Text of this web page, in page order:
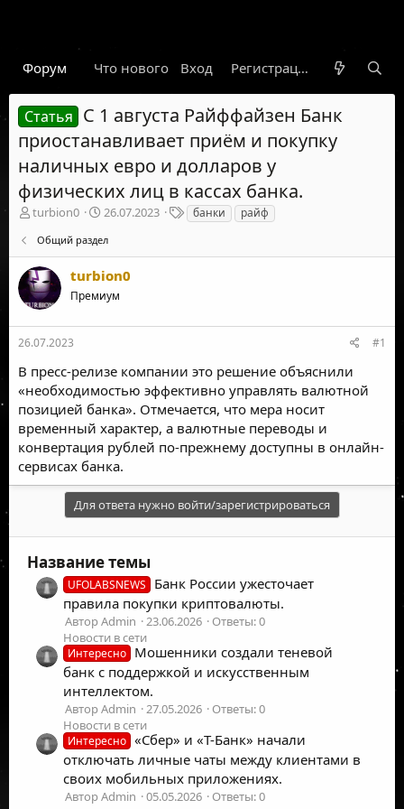
Форум Что нового Гарант Новости
Вход Регистрация
Статья С 1 августа Райффайзен Банк
приостанавливает приём и покупку
наличных евро и долларов у
физических лиц в кассах банка.
А
о
р
т
е
м
ы
turbion0
Д
т
а
н
а
а
26.07.2023
Т
е
и
банки райф
Общий раздел
turbion0
Премиум
26.07.2023 #1
В пресс-релизе компании это решение объяснили
«необходимостью эффективно управлять валютной
позицией банка». Отмечается, что мера носит
временный характер, а валютные переводы и
конвертация рублей по-прежнему доступны в онлайн-
сервисах банка.
Для ответа нужно войти/зарегистрироваться
Название темы
UFOLABSNEWS
Банк России ужесточает
правила покупки криптовалюты.
Автор Admin 23.06.2026
Ответы: 0
Новости в сети
Интересно Мошенники создали теневой
банк с поддержкой и искусственным
интеллектом.
Автор Admin 27.05.2026
Ответы: 0
Новости в сети
Интересно «Сбер» и «Т-Банк» начали
отключать личные чаты между клиентами в
своих мобильных приложениях.
Автор Admin 05.05.2026
Ответы: 0